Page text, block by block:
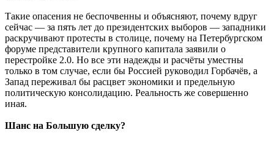
Такие опасения не беспочвенны и объясняют, почему вдруг
сейчас — за пять лет до президентских выборов — западники
раскручивают протесты в столице, почему на Петербургском
форуме представители крупного капитала заявили о
перестройке 2.0. Но все эти надежды и расчёты уместны
только в том случае, если бы Россией руководил Горбачёв, а
Запад переживал бы расцвет экономики и предельную
политическую консолидацию. Реальность же совершенно
иная.
Шанс на Большую сделку?